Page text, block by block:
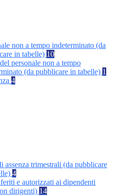
non a tempo indeterminato (da
in tabelle) 10
personale non a tempo
(da pubblicare in tabelle) 1
4
assenza trimestrali (da pubblicare
4
e autorizzati ai dipendenti
dirigenti) 14